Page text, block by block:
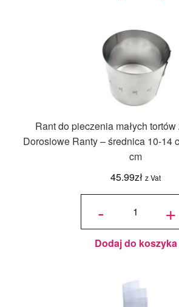
Rant do pieczenia małych tortów
Dorosiowe Ranty – średnica 10-14
cm
45.99zł z Vat
-
ilość Rant
małych
tortów z
podziałką
-
Dorosiowe
średnica
10-14 cm,
wysokość
+
Dodaj do koszyka